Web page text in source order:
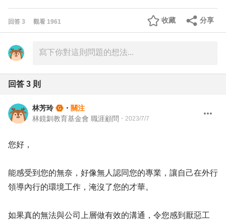
回答 3 觀看 1961 分享
收藏
回答 3 則
林芳玲 ・ 關注
林鏡釧教育基金會 職涯顧問 ・ 2023/7/7
您好，
能感受到您的無奈，好像無人認同您的專業，讓自己在外行
領導內行的環境工作，淹沒了您的才華。
如果真的無法與公司上層做有效的溝通，令您感到厭惡工